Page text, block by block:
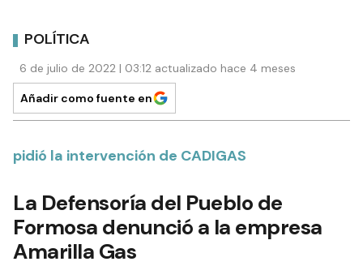
POLÍTICA
6 de julio de 2022 | 03:12 actualizado hace 4 meses
Añadir como fuente en
pidió la intervención de CADIGAS
La Defensoría del Pueblo de
Formosa denunció a la empresa
Amarilla Gas